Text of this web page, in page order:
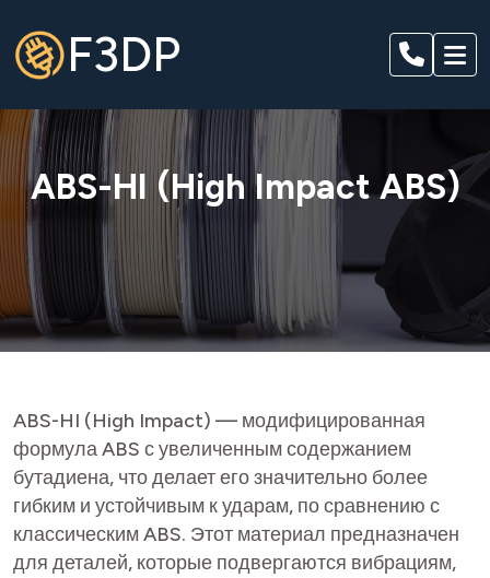
F3DP
ABS-HI (High Impact ABS)
ABS-HI (High Impact) — модифицированная
формула ABS с увеличенным содержанием
бутадиена, что делает его значительно более
гибким и устойчивым к ударам, по сравнению с
классическим ABS. Этот материал предназначен
для деталей, которые подвергаются вибрациям,